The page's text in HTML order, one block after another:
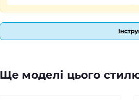
Ще моделі цього